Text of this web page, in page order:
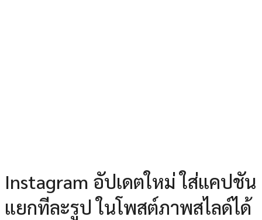
Instagram อัปเดตใหม่ ใส่แคปชัน
แยกทีละรูป ในโพสต์ภาพสไลด์ได้